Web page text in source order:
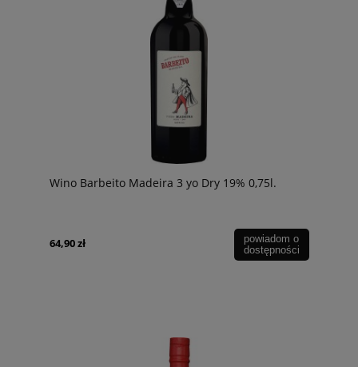
Wino Barbeito Madeira 3 yo Dry 19% 0,75l.
64,90 zł
powiadom o
dostępności